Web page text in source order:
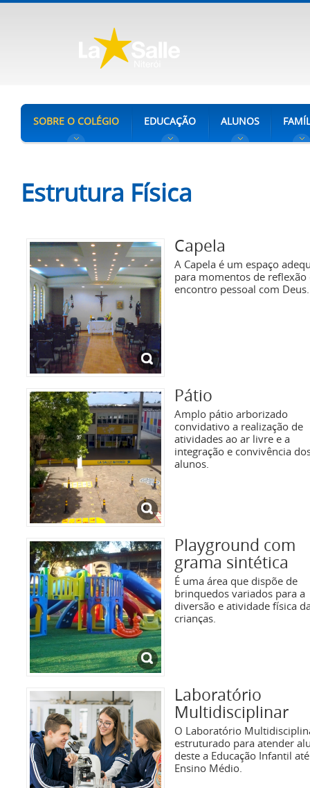
SOBRE O COLÉGIO EDUCAÇÃO ALUNOS
Estrutura Física
Capela
A Capela é um espaço
para momentos de reflexão
encontro pessoal com Deus.
Pátio
Amplo pátio arborizado
convidativo a realização de
atividades ao ar livre e a
integração e convivência
alunos.
Playground com
grama sintética
É uma área que dispõe de
brinquedos variados para a
diversão e atividade física
crianças.
Laboratório
Multidisciplinar
O Laboratório
estruturado para atender
deste a Educação Infantil
Ensino Médio.